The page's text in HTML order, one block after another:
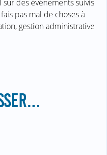
des événements suivis
pas mal de choses à
gestion administrative